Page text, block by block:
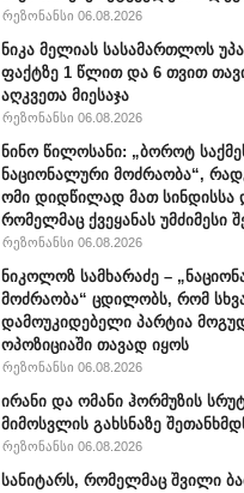
რეზონანსი 06.08.2026
ნიკა მელიას სასამართლოს
ფაქტზე 1 წლით და 6 თვით
აღკვეთა მიესაჯა
რეზონანსი 06.08.2026
ნინო წილოსანი: „ბოროტ
ნაციონალური მოძრაობა“,
ომი დიდწილად მათ სინდისსა
რომელმაც ქვეყანას უმძიმესი
რეზონანსი 06.08.2026
ნიკოლოზ სამხარაძე –
მოძრაობა“ ცდილობს, რომ
დამოუკიდებელი პარტია
ოპოზიციაში თავად იყოს
რეზონანსი 06.08.2026
ირანი და ომანი ჰორმუზის
მიმოსვლის გახსნაზე
რეზონანსი 06.08.2026
სანიტარს, რომელმაც შვილი